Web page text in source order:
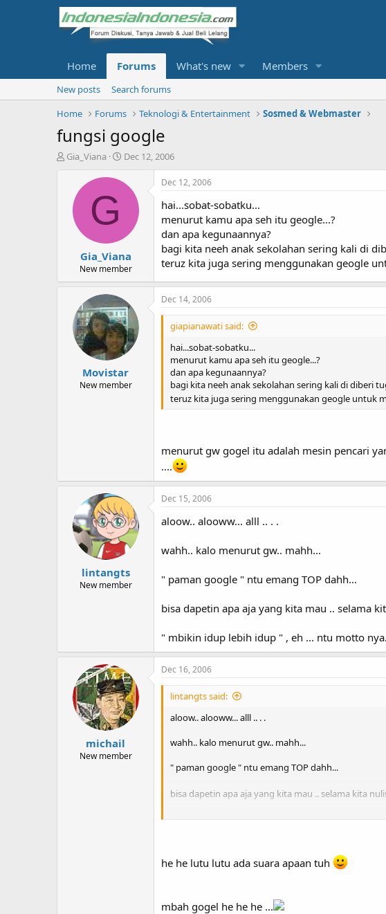
Home Forums What's new Members
New posts
Search forums
Home
Forums Teknologi & Entertainment Sosmed & Webmaster
fungsi google
T
t
Gia_Viana
S
a
t
e
Dec 12, 2006
G
Gia_Viana
New member
Dec 12, 2006
hai...sobat-sobatku...
menurut kamu apa seh itu geogle...?
dan apa kegunaannya?
bagi kita neeh anak sekolahan sering kali di
teruz kita juga sering menggunakan geogle
Movistar
New member
Dec 14, 2006
giapianawati said:
hai...sobat-sobatku...
menurut kamu apa seh itu geogle...?
dan apa kegunaannya?
bagi kita neeh anak sekolahan sering kali di diberi
teruz kita juga sering menggunakan geogle untuk
menurut gw gogel itu adalah mesin pencari
....
lintangts
New member
Dec 15, 2006
aloow.. alooww... alll .. . .
wahh.. kalo menurut gw.. mahh...
" paman google " ntu emang TOP dahh...
bisa dapetin apa aja yang kita mau .. selama
" mbikin idup lebih idup " , eh ... ntu motto
michail
New member
Dec 16, 2006
lintangts said:
aloow.. alooww... alll .. . .
wahh.. kalo menurut gw.. mahh...
" paman google " ntu emang TOP dahh...
bisa dapetin apa aja yang kita mau .. selama kita
he he lutu lutu ada suara apaan tuh
mbah gogel he he he ...